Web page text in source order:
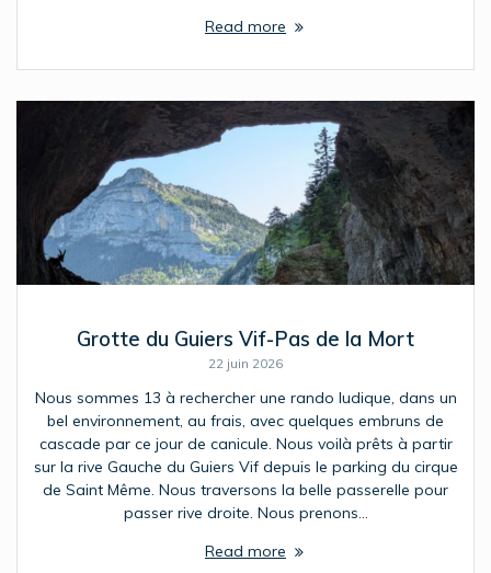
Read more
Grotte du Guiers Vif-Pas de la Mort
22 juin 2026
Nous sommes 13 à rechercher une rando ludique, dans un
bel environnement, au frais, avec quelques embruns de
cascade par ce jour de canicule. Nous voilà prêts à partir
sur la rive Gauche du Guiers Vif depuis le parking du cirque
de Saint Même. Nous traversons la belle passerelle pour
passer rive droite. Nous prenons…
Read more